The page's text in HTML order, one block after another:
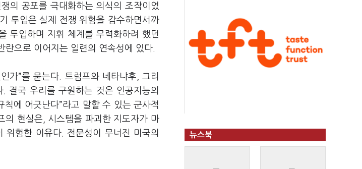
의 공포를 극대화하는 의식의 조작이었
투입은 실제 전쟁 위험을 감수하면서까
투입하며 지휘 체계를 무력화하려 했던
으로 이어지는 일련의 연속성에 있다.
가”를 묻는다. 트럼프와 네타냐후, 그리
결국 우리를 구원하는 것은 인공지능의
에 어긋난다”라고 말할 수 있는 군사적
의 현실은, 시스템을 파괴한 지도자가 마
험한 이유다. 전문성이 무너진 미국의
뉴스북